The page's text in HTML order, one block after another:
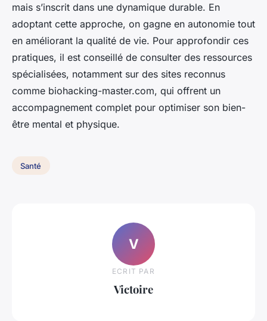
mais s’inscrit dans une dynamique durable. En
adoptant cette approche, on gagne en autonomie tout
en améliorant la qualité de vie. Pour approfondir ces
pratiques, il est conseillé de consulter des ressources
spécialisées, notamment sur des sites reconnus
comme biohacking-master.com, qui offrent un
accompagnement complet pour optimiser son bien-
être mental et physique.
Santé
V
ECRIT PAR
Victoire